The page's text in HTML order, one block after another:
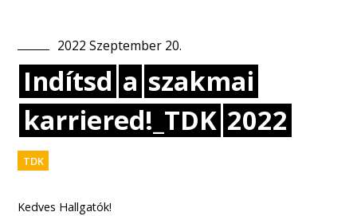
2022 Szeptember 20.
Indítsd a szakmai
karriered!_TDK 2022
TDK
Kedves Hallgatók!